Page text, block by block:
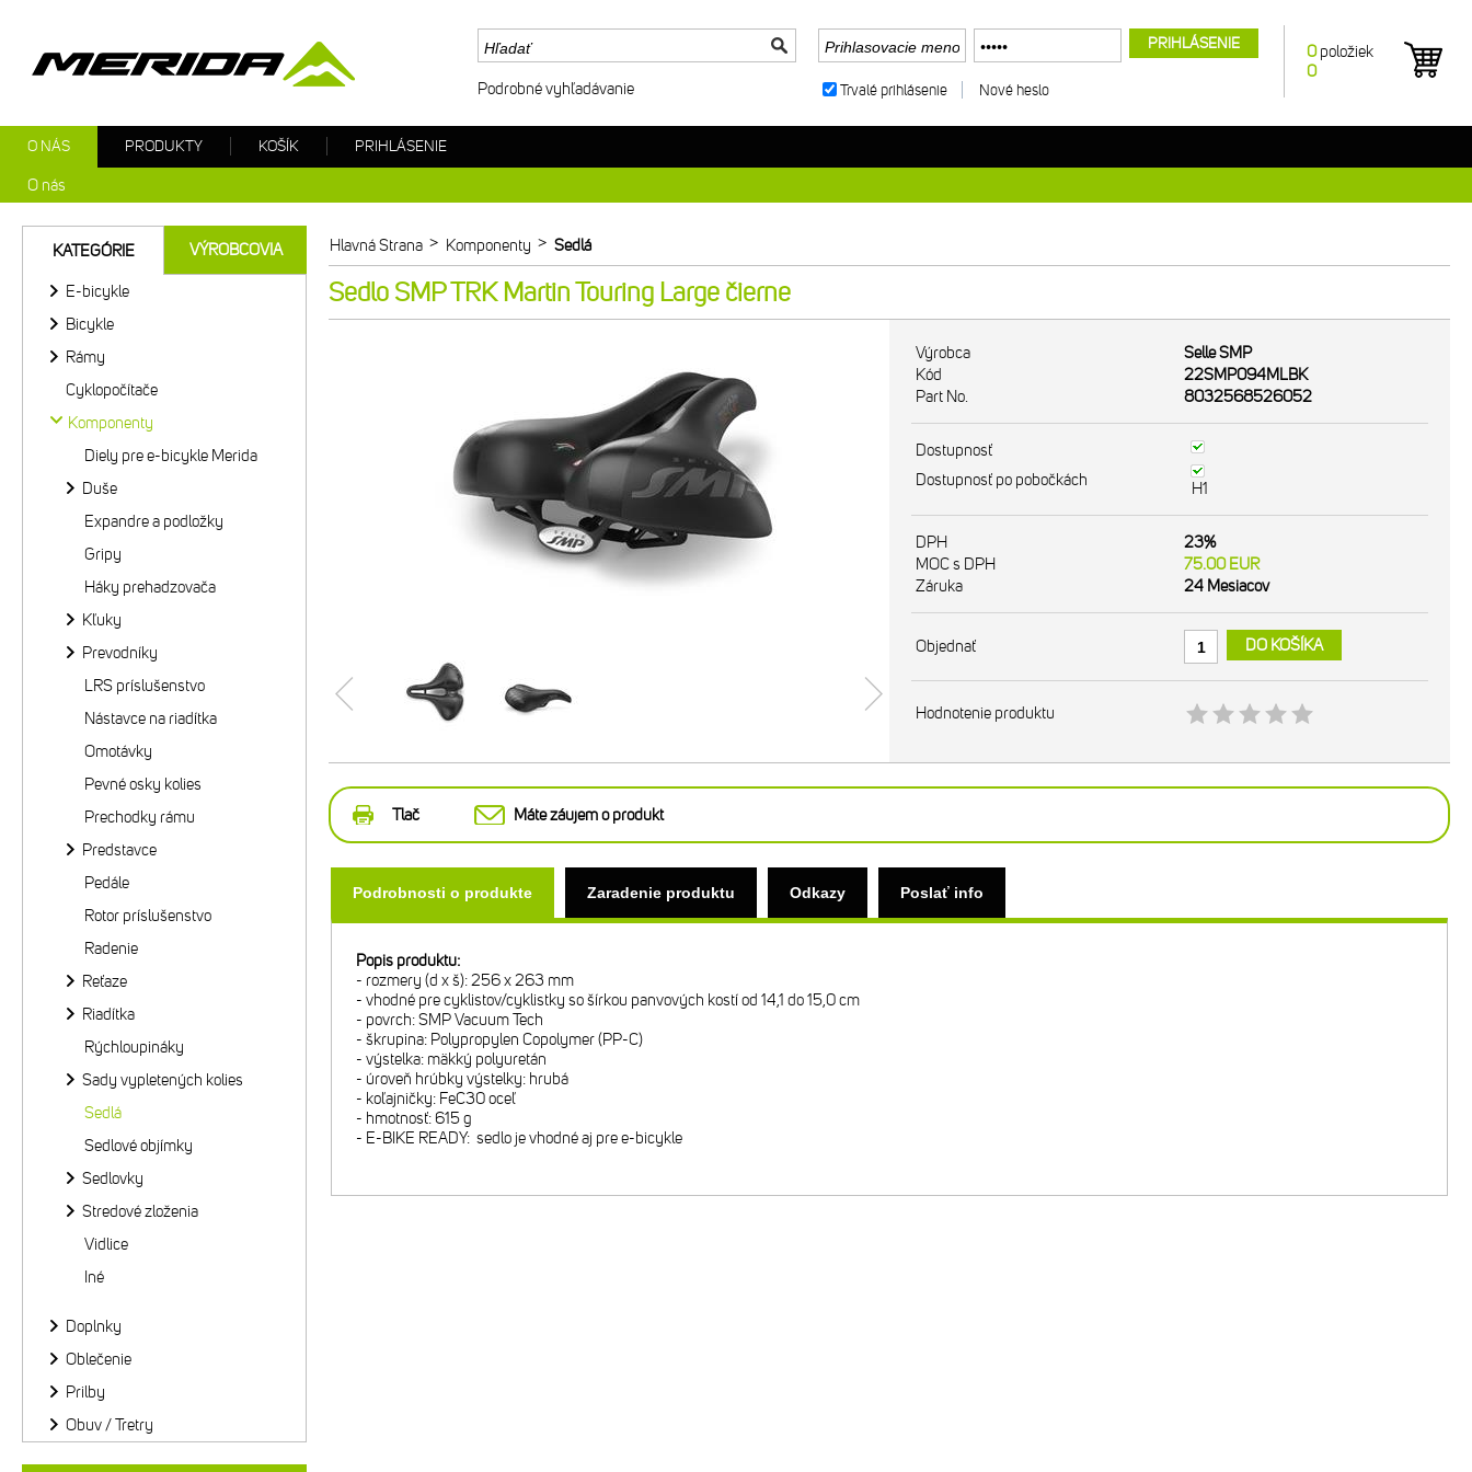
Hlavná Strana > Komponenty > Sedlá
Sedlo SMP TRK Martin Touring Large čierne
Výrobca
Selle SMP
Kód
22SMP094MLBK
Part No.
8032568526052
Dostupnosť
Dostupnosť po pobočkách
H1
DPH
23%
MOC s DPH
75.00EUR
Záruka
24 Mesiacov
Objednať DO KOŠÍKA
Hodnotenie produktu
Tlač Máte záujem o produkt
Podrobnosti o produkte Zaradenie produktu Odkazy Poslať info
Popis produktu:
- rozmery (d x š): 256 x 263 mm
- vhodné pre cyklistov/cyklistky so šírkou panvových kostí od 14,1 do 15,0 cm
- povrch: SMP Vacuum Tech
- škrupina: Polypropylen Copolymer (PP-C)
- výstelka: mäkký polyuretán
- úroveň hrúbky výstelky: hrubá
- koľajničky: FeC30 oceľ
- hmotnosť: 615 g
- E-BIKE READY: sedlo je vhodné aj pre e-bicykle
KATEGÓRIE VÝROBCOVIA
E-bicykle
Bicykle
Rámy
Cyklopočítače
Komponenty
Diely pre e-bicykle Merida
Duše
Expandre a podložky
Gripy
Háky prehadzovača
Kľuky
Prevodníky
LRS príslušenstvo
Nástavce na riadítka
Omotávky
Pevné osky kolies
Prechodky rámu
Predstavce
Pedále
Rotor príslušenstvo
Radenie
Reťaze
Riadítka
Rýchloupináky
Sady vypletených kolies
Sedlá
Sedlové objímky
Sedlovky
Stredové zloženia
Vidlice
Iné
Doplnky
Oblečenie
Prilby
Obuv / Tretry
Podrobné vyhľadávanie
O NÁS
O nás
PRODUKTY KOŠÍK PRIHLÁSENIE
0 položiek
0
PRIHLÁSENIE
Trvalé prihlásenie Nové heslo